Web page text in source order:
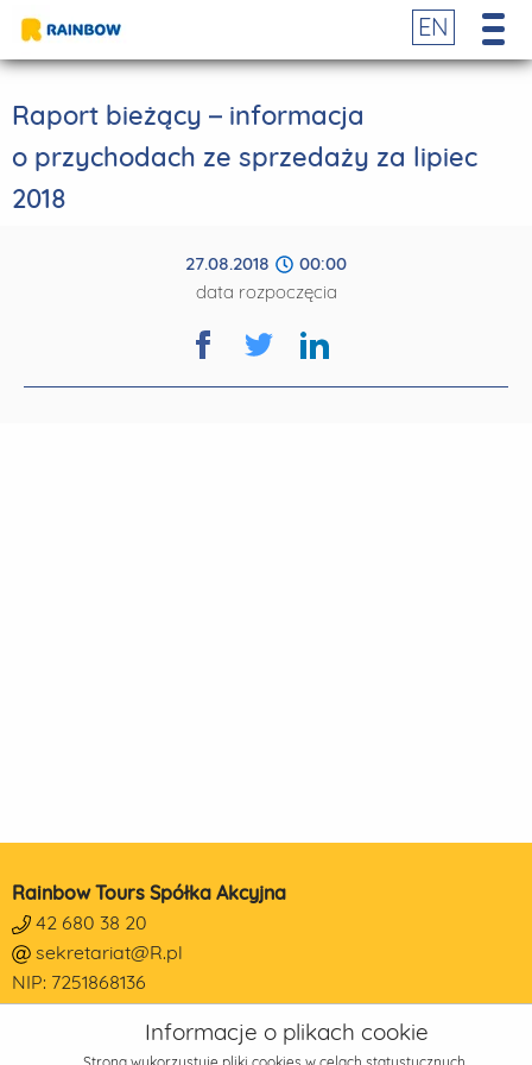
EN
Raport bieżący – informacja
o przychodach ze sprzedaży za lipiec
2018
27.08.2018
00:00
data rozpoczęcia
Rainbow Tours Spółka Akcyjna
42 680 38 20
sekretariat@R.pl
NIP: 7251868136
REGON: 473190014
KRS: 0000178650Informacje o plikach cookie